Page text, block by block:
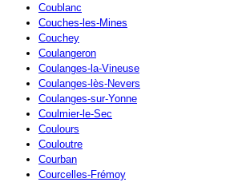
Coublanc
Couches-les-Mines
Couchey
Coulangeron
Coulanges-la-Vineuse
Coulanges-lès-Nevers
Coulanges-sur-Yonne
Coulmier-le-Sec
Coulours
Couloutre
Courban
Courcelles-Frémoy